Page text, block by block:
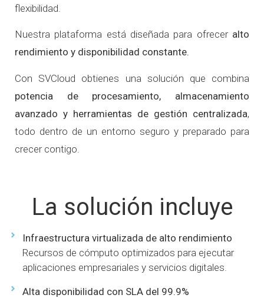
flexibilidad.
Nuestra plataforma está diseñada para ofrecer alto
rendimiento y disponibilidad constante.
Con SVCloud obtienes una solución que combina
potencia de procesamiento, almacenamiento
avanzado y herramientas de gestión centralizada,
todo dentro de un entorno seguro y preparado para
crecer contigo.
La solución incluye
Infraestructura virtualizada de alto rendimiento
Recursos de cómputo optimizados para ejecutar
aplicaciones empresariales y servicios digitales.
Alta disponibilidad con SLA del 99.9%